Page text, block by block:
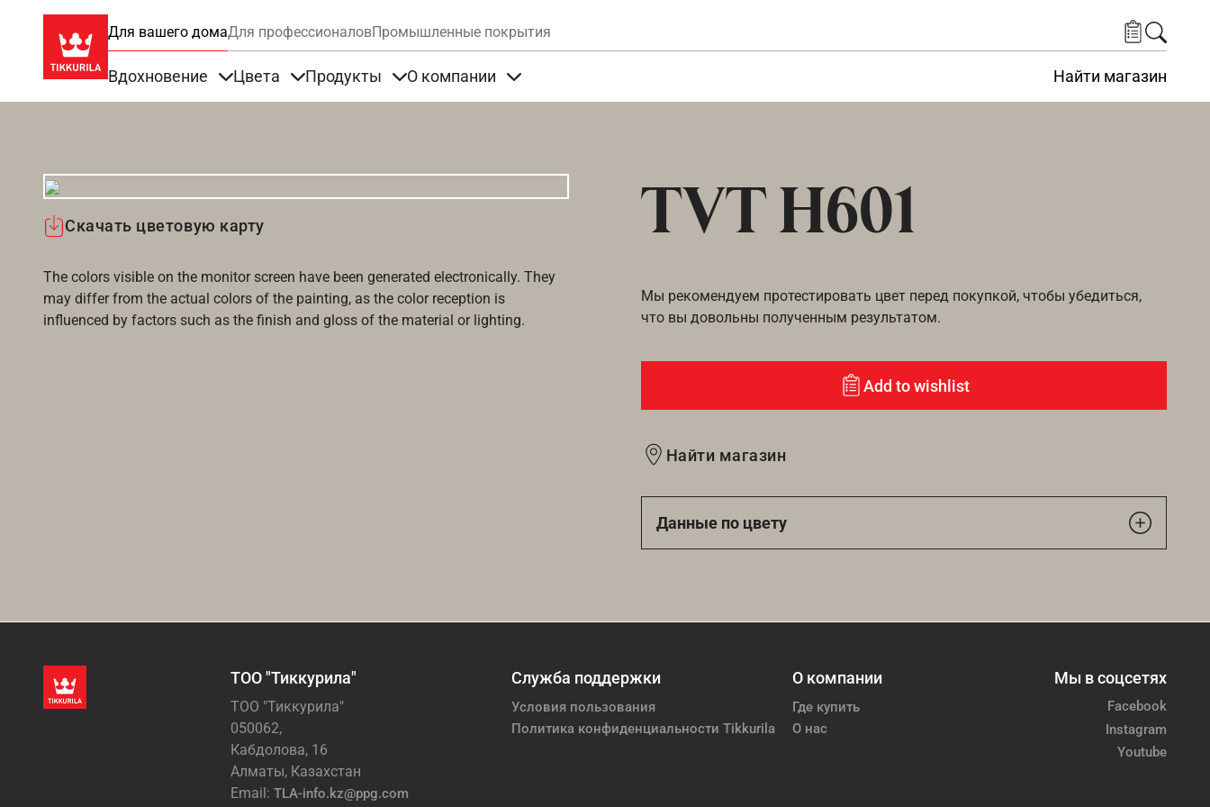
Для вашего домаДля профессионаловПромышленные покрытия
Вдохновение Цвета Продукты О компании Найти магазин
TVT H601
Скачать цветовую карту
The colors visible on the monitor screen have been generated electronically. They
may differ from the actual colors of the painting, as the color reception is
influenced by factors such as the finish and gloss of the material or lighting.
Мы рекомендуем протестировать цвет перед покупкой, чтобы убедиться,
что вы довольны полученным результатом.
Add to wishlist
Найти магазин
Данные по цвету
ТОО "Тиккурила"
ТОО "Тиккурила"
050062,
Кабдолова, 16
Алматы, Казахстан
Email: TLA-info.kz@ppg.com
Служба поддержки
Условия пользования
Политика конфиденциальности Tikkurila
О компании
Где купить
О нас
Мы в соцсетях
Facebook
Instagram
Youtube